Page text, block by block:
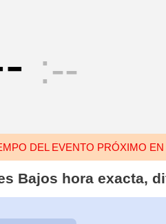
--
DEL EVENTO PRÓXIMO
Bajos hora exacta,